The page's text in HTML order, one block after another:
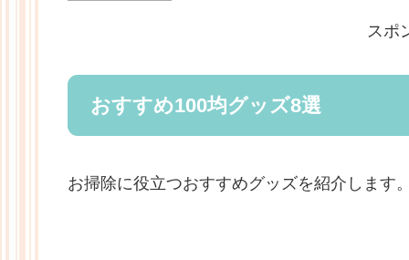
スポ
おすすめ100均グッズ8選
お掃除に役立つおすすめグッズを紹介します。